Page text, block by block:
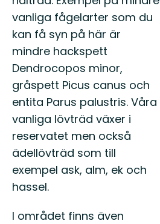
vanliga fågelarter som du
kan få syn på här är
mindre hackspett
Dendrocopos minor,
gråspett Picus canus och
entita Parus palustris. Våra
vanliga lövträd växer i
reservatet men också
ädellövträd som till
exempel ask, alm, ek och
hassel.
I området finns även